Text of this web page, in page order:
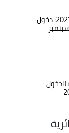
الموسم الدراسي 2026- 2027: دخول